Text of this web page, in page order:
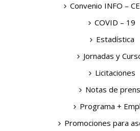
Convenio INFO –
COVID – 19
Estadística
Jornadas y
Licitaciones
Notas de
Programa +
Promociones para